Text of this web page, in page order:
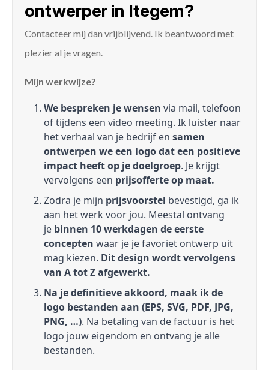
ontwerper in Itegem?
Contacteer mij dan vrijblijvend. Ik beantwoord met
plezier al je vragen.
Mijn werkwijze?
We bespreken je wensen via mail, telefoon
of tijdens een video meeting. Ik luister naar
het verhaal van je bedrijf en samen
ontwerpen we een logo dat een positieve
impact heeft op je doelgroep. Je krijgt
vervolgens een prijsofferte op maat.
Zodra je mijn prijsvoorstel bevestigd, ga ik
aan het werk voor jou. Meestal ontvang
je binnen 10 werkdagen de eerste
concepten waar je je favoriet ontwerp uit
mag kiezen. Dit design wordt vervolgens
van A tot Z afgewerkt.
Na je definitieve akkoord, maak ik de
logo bestanden aan (EPS, SVG, PDF, JPG,
PNG, …). Na betaling van de factuur is het
logo jouw eigendom en ontvang je alle
bestanden.